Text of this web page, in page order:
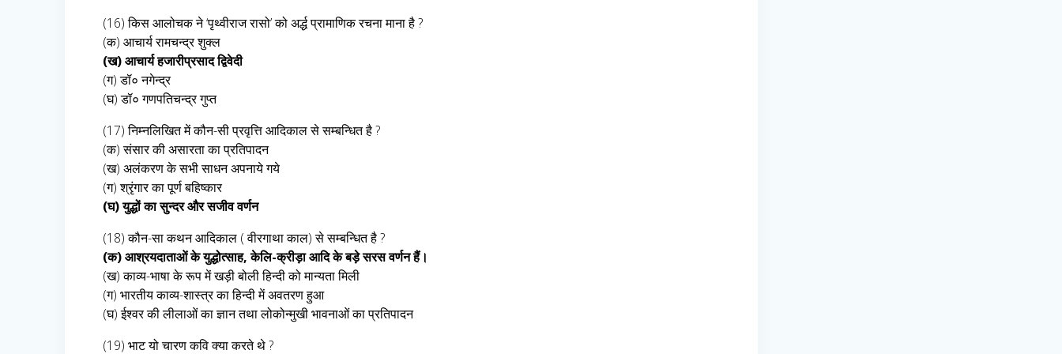
(16) किस आलोचक ने ‘पृथ्वीराज रासो’ को अर्द्ध प्रामाणिक रचना माना है ?
(क) आचार्य रामचन्द्र शुक्ल
(ख) आचार्य हजारीप्रसाद द्विवेदी
(ग) डॉ० नगेन्द्र
(घ) डॉ० गणपतिचन्द्र गुप्त
(17) निम्नलिखित में कौन-सी प्रवृत्ति आदिकाल से सम्बन्धित है ?
(क) संसार की असारता का प्रतिपादन
(ख) अलंकरण के सभी साधन अपनाये गये
(ग) श्रृंगार का पूर्ण बहिष्कार
(घ) युद्धों का सुन्दर और सजीव वर्णन
(18) कौन-सा कथन आदिकाल ( वीरगाथा काल) से सम्बन्धित है ?
(क) आश्रयदाताओं के युद्धोत्साह, केलि-क्रीड़ा आदि के बड़े सरस वर्णन हैं।
(ख) काव्य-भाषा के रूप में खड़ी बोली हिन्दी को मान्यता मिली
(ग) भारतीय काव्य-शास्त्र का हिन्दी में अवतरण हुआ
(घ) ईश्वर की लीलाओं का ज्ञान तथा लोकोन्मुखी भावनाओं का प्रतिपादन
(19) भाट यो चारण कवि क्या करते थे ?